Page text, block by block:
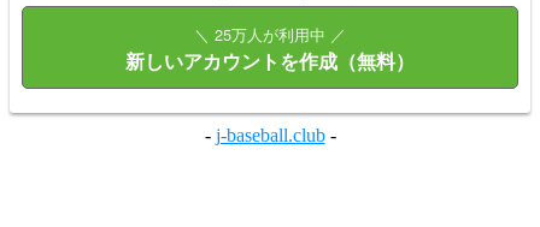
＼ 25万人が利用中 ／
新しいアカウントを作成（無料）
- j-baseball.club-